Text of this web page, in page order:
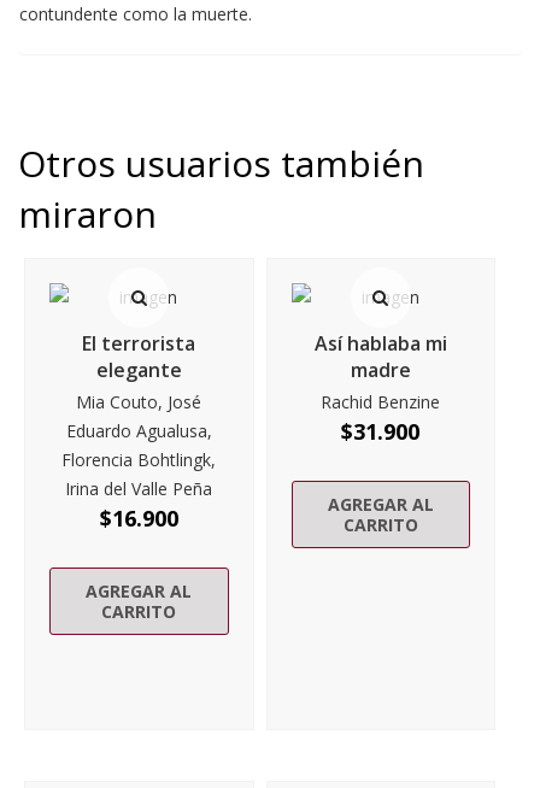
contundente como la muerte.
Otros usuarios también
miraron
El terrorista
elegante
Mia Couto, José
Eduardo Agualusa,
Florencia Bohtlingk,
Irina del Valle Peña
$16.900
AGREGAR AL
CARRITO
Así hablaba mi
madre
Rachid Benzine
$31.900
AGREGAR AL
CARRITO